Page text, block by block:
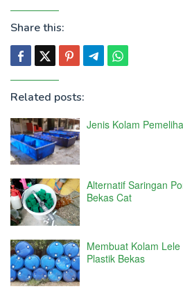
Share this:
Related posts:
Jenis Kolam
Alternatif Saringan
Bekas Cat
Membuat Kolam
Plastik Bekas